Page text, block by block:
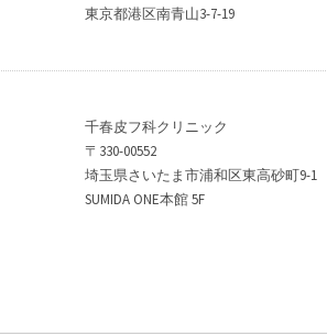
東京都港区南青山3-7-19
千春皮フ科クリニック
〒330-00552
埼玉県さいたま市浦和区東高砂町9-1
SUMIDA ONE本館 5F